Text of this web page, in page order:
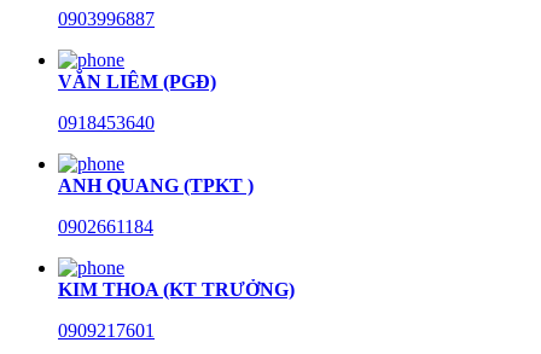
0903996887
VĂN LIÊM (PGĐ)
0918453640
ANH QUANG (TPKT )
0902661184
KIM THOA (KT TRƯỞNG)
0909217601